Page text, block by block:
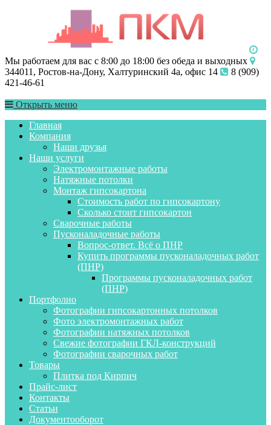
Мы работаем для вас с 8:00 до 18:00 без обеда и выходных
344011, Ростов-на-Дону, Халтуринский 4а, офис 14
8 (909)
421-46-61
Открыть меню
Главная
Компания
Наши друзья
Наши услуги
Электромонтажные работы
Натяжные потолки
Монтаж гипсокартона
Стоимость работ по гипсокартону
Сколько стоит гипсокартон
Сварочные работы
Пусконаладочные работы
Вопрос-ответ. Всё о ПНР
Купить программы пусконаладочных работ
(ПНР)
Программы пусконаладочных работ
(ПНР)
Портфолио
Фотографии гипсокартонных потолков
Фото электромонтажных работ
Фотографии натяжных потолков
Свежие фотографии ГКЛ-конструкций
Фотографии сварочных работ
Товары
Плитка под Кирпич
Прайс-лист
Контакты
Статьи
Документооборот